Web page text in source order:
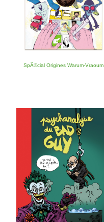
SpÃ©cial Origines Warum-Vraoum